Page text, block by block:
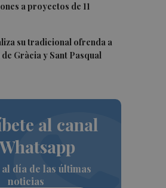
a proyectos de 11
su tradicional ofrenda a
Gràcia y Sant Pasqual
al canal
día de las últimas
noticias